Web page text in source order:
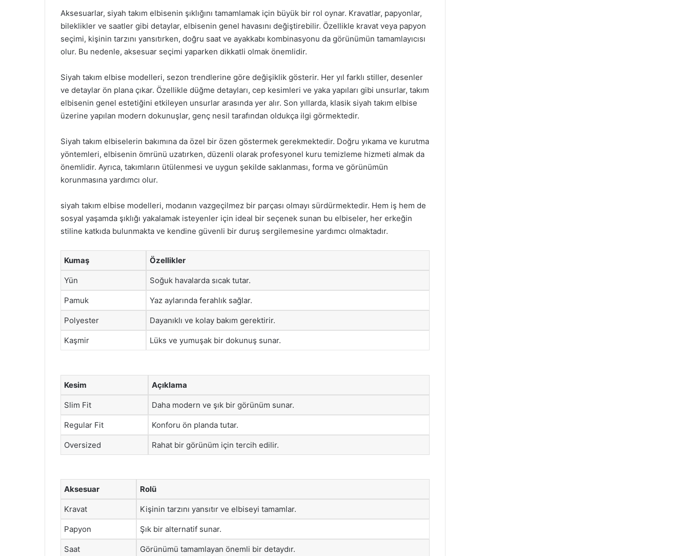
Aksesuarlar, siyah takım elbisenin şıklığını tamamlamak için büyük bir rol oynar. Kravatlar, papyonlar,
bileklikler ve saatler gibi detaylar, elbisenin genel havasını değiştirebilir. Özellikle kravat veya papyon
seçimi, kişinin tarzını yansıtırken, doğru saat ve ayakkabı kombinasyonu da görünümün tamamlayıcısı
olur. Bu nedenle, aksesuar seçimi yaparken dikkatli olmak önemlidir.
Siyah takım elbise modelleri, sezon trendlerine göre değişiklik gösterir. Her yıl farklı stiller, desenler
ve detaylar ön plana çıkar. Özellikle düğme detayları, cep kesimleri ve yaka yapıları gibi unsurlar, takım
elbisenin genel estetiğini etkileyen unsurlar arasında yer alır. Son yıllarda, klasik siyah takım elbise
üzerine yapılan modern dokunuşlar, genç nesil tarafından oldukça ilgi görmektedir.
Siyah takım elbiselerin bakımına da özel bir özen göstermek gerekmektedir. Doğru yıkama ve kurutma
yöntemleri, elbisenin ömrünü uzatırken, düzenli olarak profesyonel kuru temizleme hizmeti almak da
önemlidir. Ayrıca, takımların ütülenmesi ve uygun şekilde saklanması, forma ve görünümün
korunmasına yardımcı olur.
siyah takım elbise modelleri, modanın vazgeçilmez bir parçası olmayı sürdürmektedir. Hem iş hem de
sosyal yaşamda şıklığı yakalamak isteyenler için ideal bir seçenek sunan bu elbiseler, her erkeğin
stiline katkıda bulunmakta ve kendine güvenli bir duruş sergilemesine yardımcı olmaktadır.
Kumaş Özellikler
Yün Soğuk havalarda sıcak tutar.
Pamuk Yaz aylarında ferahlık sağlar.
Polyester Dayanıklı ve kolay bakım gerektirir.
Kaşmir Lüks ve yumuşak bir dokunuş sunar.
Kesim Açıklama
Slim Fit Daha modern ve şık bir görünüm sunar.
Regular Fit Konforu ön planda tutar.
Oversized Rahat bir görünüm için tercih edilir.
Aksesuar Rolü
Kravat Kişinin tarzını yansıtır ve elbiseyi tamamlar.
Papyon Şık bir alternatif sunar.
Saat Görünümü tamamlayan önemli bir detaydır.